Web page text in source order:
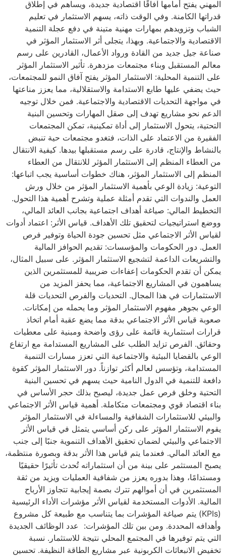
النشرات
تواصل معنا
EN ع ע
المهني يفتح أمامها آفاقًا اقتصادية جديدة، ويساهم في إطلاق
قدراتها الكامنة. وفي الوقت ذاته، يسهم الاستثمار في تعليم
الشباب وتزويدهم بمهارات مهنية متينة في دفع عجلة التنمية
الاقتصادية والاجتماعية. وبهذا، يتجلى أثر الاستثمار المؤثر في
صناعة جيل جديد من القادة ورواد الأعمال، القادرين على رسم
معالم المستقبل وبناء مجتمعات مزدهرة. تأثير الاستثمار المؤثر
على التنمية المحلية: الاستثمار المؤثر يفتح آفاق النمو للمجتمعات،
حيث يضفي عليها طابع الاستدامة والاستقلالية، مما يعزز مناعتها
في مواجهة التحديات الاقتصادية والاجتماعية. فمن خلال توجيه
الدعم نحو مشاريع تهدف إلى صقل المهارات وتحسين البنية
التحتية، يتحول الاستثمار إلى أداة تمكينية، تمكن المجتمعات
الفقيرة من الاعتماد على الذات، فتغدو مجتمعات حية تنبض
بالنشاط والإنتاج، قادرة على رسم مستقبلها بيدها. كيفية الانتقال
من العطاء المنظم إلى الاستثمار المؤثر للانتقال من العطاء
المنظم إلى الاستثمار المؤثر، هناك خطوات أساسية يجب اتباعها:
التوعية: زيادة الوعي بأهمية الاستثمار المؤثر من خلال ورش
العمل والندوات التي تقدم أمثلة عملية وتشرح أهمية هذا التحول.
التخطيط المالي: صياغة أهداف اجتماعية بجانب العائد المالي،
ووضع استراتيجيات لتحقيق تلك الأهداف. قياس الأثر: اعتماد أدوات
لقياس الأثر الاجتماعي مثل تحسين جودة الحياة وتوفير فرص
العمل. دور الحكومات والمؤسسات: تقديم الحوافز المالية
والتشريعات الداعمة لتشجيع الاستثمار المؤثر. على سبيل المثال،
يمكن أن تقدم الحكومات إعفاءات ضريبية للمستثمرين الذين
يساهمون في المشاريع الاجتماعية، مما يحفز المزيد من
الاستثمارات في هذا المجال. التحديات والفرص التحديات قلة
الوعي بجوهر مفهوم الاستثمار المؤثر وما يحمله من إمكانات.
صعوبة قياس الأثر الاجتماعي بدقة مما يضع عقبة أمام اتخاذ
قرارات استثمارية قائمة على رؤى واضحة ومبنية على معطيات
وحقائق. الفرص تزايد الطلب على المشاريع المستدامة مع ارتفاع
الوعي بالقضايا البيئية والاجتماعية التي تعزز مسارات التنمية
المستدامة، وتؤسس لعالم أكثر توازناً. دور الاستثمار المؤثر كقوة
دافعة للتنمية في الدول النامية حيث يسهم في تحسين البنية
التحتية وخلق فرص عمل جديدة، ليصبح بذلك حجر الأساس في
بناء اقتصاد قوي ومجتمعات متكاملة. أهمية قياس الأثر الاجتماعي
والبيئي للاستثمارات الشفافية والمساءلة في الاستثمار المؤثر
يقوم الاستثمار المؤثر على ركن أساسي يتمثل في قياس الأثر
الاجتماعي والبيئي لضمان تحقيق الأهداف التنموية جنبًا إلى جنب
مع العائد المالي. فعندما يتم قياس هذا الأثر بدقة وبصورة منتظمة،
يصبح المستثمر على بينة من أن استثماراته تُحدث تأثيرًا حقيقيًا
ومستدامًا، وهذا بدوره يعزز من شفافية العمليات ويزيد من ثقة
المستثمرين في أن أموالهم تترك بصمة إيجابية تتجاوز الأرباح
المالية. الأدوات المستخدمة لقياس الأثر مؤشرات الأداء الرئيسية
(KPIs) يتم صياغة المؤشرات بما يتناسب مع طبيعة كل مشروع
وأهدافه المحددة. ومن بين تلك المؤشرات: عدد الوظائف الجديدة
التي يتم توفيرها في المجتمع المحلي نتيجة للاستثمار. نسبة
تخفيض الانبعاثات الكربونية عبر مشاريع الطاقة النظيفة. تحسين